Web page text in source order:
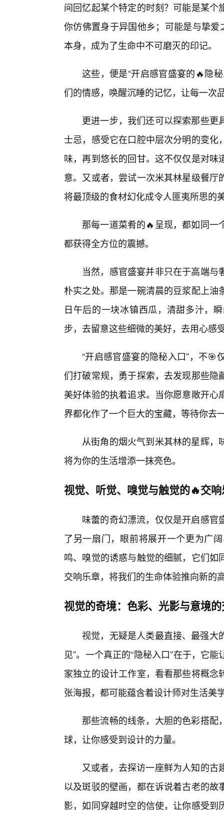
间回忆起某个特定的时刻？可能是某
你仿佛置身于异国他乡；可能是与挚
本身，成为了生命中不可磨灭的印记。
这些，便是“开启感官盛宴的🔥隐
们的情感，唤醒沉睡的记忆，让每一次
更进一步，我们还可以探索那些
士忌，感受它在口腔中层次分明的变
味，再到悠长的回甘。这不仅仅是对
意。又或者，尝试一次米其林星级餐
将最顶级的食材幻化成令人匪夷所思的
那每一道菜肴的🔥呈现，都如同
都获得全方位的震撼。
当然，感官盛宴并非只在于高端
朴实之处。那是一碗清晨的豆浆配上
日午后的一块冰镇西瓜，清甜多汁，
步，去留意这些细微的美好，去用心感
“开启感官盛宴的隐秘入口”，不
们打破常规，勇于探索，去发现那些
美好体验的执着追求。当你愿意敞开
界都化作了一个巨大的宝藏，等待你去
从街角的烟火气到米其林的星辉
将为你的生活增添一抹亮色。
视觉、听觉、嗅觉与触觉的🔥交
味蕾的奇幻漂流，仅仅是开启感
了另一扇门，眼前将展开一个更为广
鸣、嗅觉的诱惑与触觉的细腻，它们
交响乐章，将我们的生命体验推向新的
视觉的奇境：色彩、光影与意境
视觉，无疑是人类最直接、最强大
见”。一个真正的“隐秘入口”在于，它
家独立的设计工作室，看看那些将概
张海报，都可能蕴含着设计师对生活美
那些流畅的线条，大胆的色彩搭
球，让你感受到设计的力量。
又或者，去探访一座鲜为人知的
以及斑驳的壁画，都在诉说着古老的
影，如同穿越时空的信使，让你感受